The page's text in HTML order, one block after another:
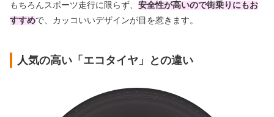
もちろんスポーツ走行に限らず、 安全性が高いので街乗りにもお
すすめで、カッコいいデザインが目を惹きます。
人気の高い「エコタイヤ」との違い